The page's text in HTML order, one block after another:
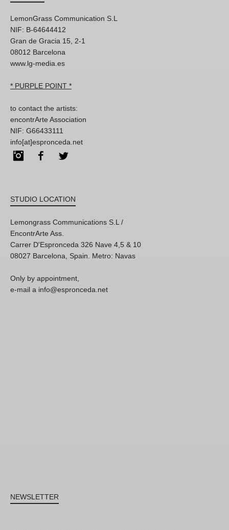
LemonGrass Communication S.L
NIF: B-64644412
Gran de Gracia 15, 2-1
08012 Barcelona
www.lg-media.es
* PURPLE POINT *
to contact the artists:
encontrArte Association
NIF: G66433111
info[at]espronceda.net
InstagramFacebook
STUDIO LOCATION
Lemongrass Communications S.L /
EncontrArte Ass.
Carrer D'Espronceda 326 Nave 4,5 & 10
08027 Barcelona, Spain. Metro: Navas
Only by appointment,
e-mail a info@espronceda.net
NEWSLETTER